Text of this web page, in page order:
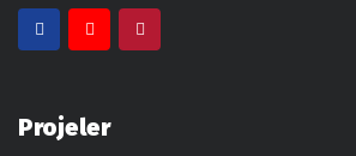
Projeler